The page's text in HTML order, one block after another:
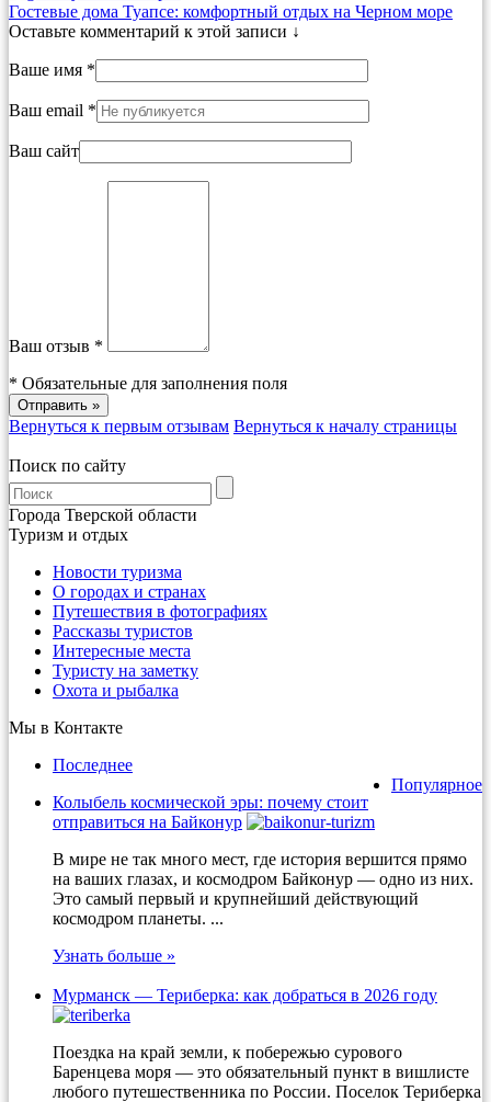
Гостевые дома Туапсе: комфортный отдых на Черном море
Оставьте комментарий к этой записи ↓
Ваше имя *
Ваш email *
Ваш сайт
Ваш отзыв *
* Обязательные для заполнения поля
Вернуться к первым отзывам Вернуться к началу страницы
Поиск по сайту
Города Тверской области
Туризм и отдых
Новости туризма
О городах и странах
Путешествия в фотографиях
Рассказы туристов
Интересные места
Туристу на заметку
Охота и рыбалка
Мы в Контакте
Последнее
Популярное
Колыбель космической эры: почему стоит
отправиться на Байконур
В мире не так много мест, где история вершится прямо
на ваших глазах, и космодром Байконур — одно из них.
Это самый первый и крупнейший действующий
космодром планеты. ...
Узнать больше »
Мурманск — Териберка: как добраться в 2026 году
Поездка на край земли, к побережью сурового
Баренцева моря — это обязательный пункт в вишлисте
любого путешественника по России. Поселок Териберка